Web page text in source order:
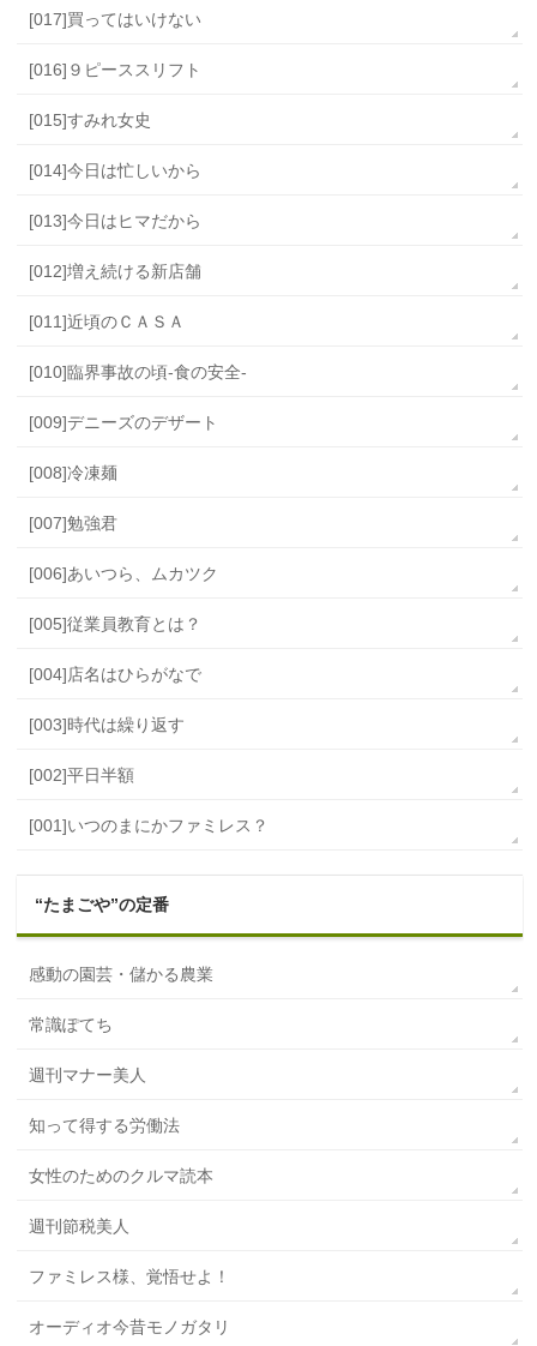
[017]買ってはいけない
[016]９ピーススリフト
[015]すみれ女史
[014]今日は忙しいから
[013]今日はヒマだから
[012]増え続ける新店舗
[011]近頃のＣＡＳＡ
[010]臨界事故の頃-食の安全-
[009]デニーズのデザート
[008]冷凍麺
[007]勉強君
[006]あいつら、ムカツク
[005]従業員教育とは？
[004]店名はひらがなで
[003]時代は繰り返す
[002]平日半額
[001]いつのまにかファミレス？
“たまごや”の定番
感動の園芸・儲かる農業
常識ぽてち
週刊マナー美人
知って得する労働法
女性のためのクルマ読本
週刊節税美人
ファミレス様、覚悟せよ！
オーディオ今昔モノガタリ